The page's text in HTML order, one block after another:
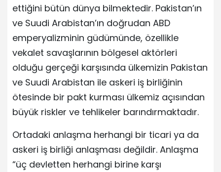
ettiğini bütün dünya bilmektedir. Pakistan’ın
ve Suudi Arabistan’ın doğrudan ABD
emperyalizminin güdümünde, özellikle
vekalet savaşlarının bölgesel aktörleri
olduğu gerçeği karşısında ülkemizin Pakistan
ve Suudi Arabistan ile askeri iş birliğinin
ötesinde bir pakt kurması ülkemiz açısından
büyük riskler ve tehlikeler barındırmaktadır.
Ortadaki anlaşma herhangi bir ticari ya da
askeri iş birliği anlaşması değildir. Anlaşma
“üç devletten herhangi birine karşı